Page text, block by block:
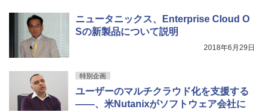
ニュータニックス、Enterprise Cloud O
Sの新製品について説明
2018年6月29日
特別企画
ユーザーのマルチクラウド化を支援する
――、米Nutanixがソフトウェア会社に